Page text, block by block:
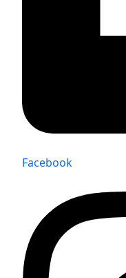
Facebook